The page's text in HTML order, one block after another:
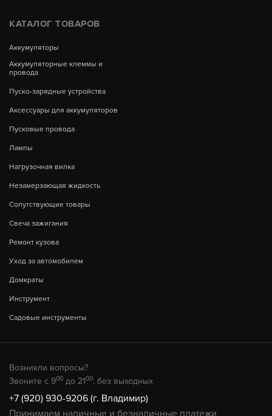
КАТАЛОГ ТОВАРОВ
Аккумуляторы
Аккумуляторные клеммы и
провода
Пуско-зарядные устройства
Аксессуары для аккумуляторов
Пусковые провода
Лампы
Нагрузочная вилка
Незамерзающая жидкость
Сопутствующие товары
Свеча зажигания
Ремонт кузова
Уход за автомобилем
Домкраты
Инструмент
Садовые инструменты
Возникли вопросы?
Звоните с 900 до 2100, без выходных
+7 (920) 930-9206 (г. Владимир)
Принимаем наличные и безналичные платежи